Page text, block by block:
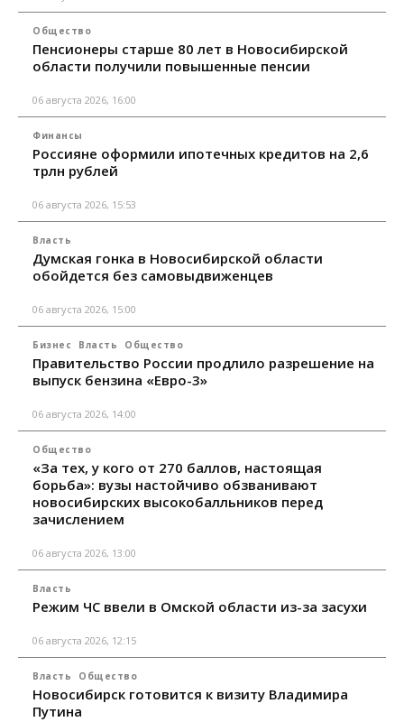
Общество
Пенсионеры старше 80 лет в Новосибирской
области получили повышенные пенсии
06 августа 2026, 16:00
Финансы
Россияне оформили ипотечных кредитов на 2,6
трлн рублей
06 августа 2026, 15:53
Власть
Думская гонка в Новосибирской области
обойдется без самовыдвиженцев
06 августа 2026, 15:00
Бизнес Власть Общество
Правительство России продлило разрешение на
выпуск бензина «Евро-3»
06 августа 2026, 14:00
Общество
«За тех, у кого от 270 баллов, настоящая
борьба»: вузы настойчиво обзванивают
новосибирских высокобалльников перед
зачислением
06 августа 2026, 13:00
Власть
Режим ЧС ввели в Омской области из-за засухи
06 августа 2026, 12:15
Власть Общество
Новосибирск готовится к визиту Владимира
Путина